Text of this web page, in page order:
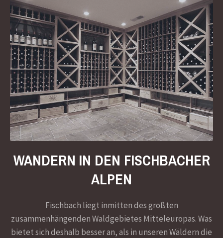
WANDERN IN DEN FISCHBACHER
ALPEN
Fischbach liegt inmitten des größten
zusammenhängenden Waldgebietes Mitteleuropas. Was
bietet sich deshalb besser an, als in unseren Wäldern die